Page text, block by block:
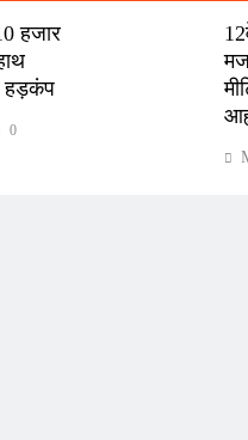
हजार
हड़कंप
0